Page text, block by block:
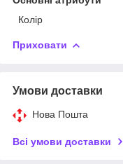
Колір
Приховати
Умови доставки
Нова Пошта
Всі умови доставки